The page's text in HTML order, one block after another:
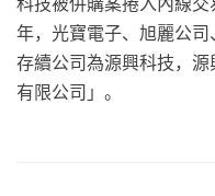
年，光寶電子、旭麗公司
存續公司為源興科技，
有限公司」。